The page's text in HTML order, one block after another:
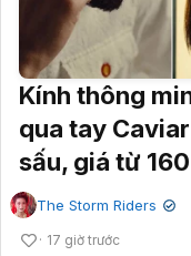
Kính thông
qua tay
sấu, giá từ
The Storm Riders ✔
17 giờ trước